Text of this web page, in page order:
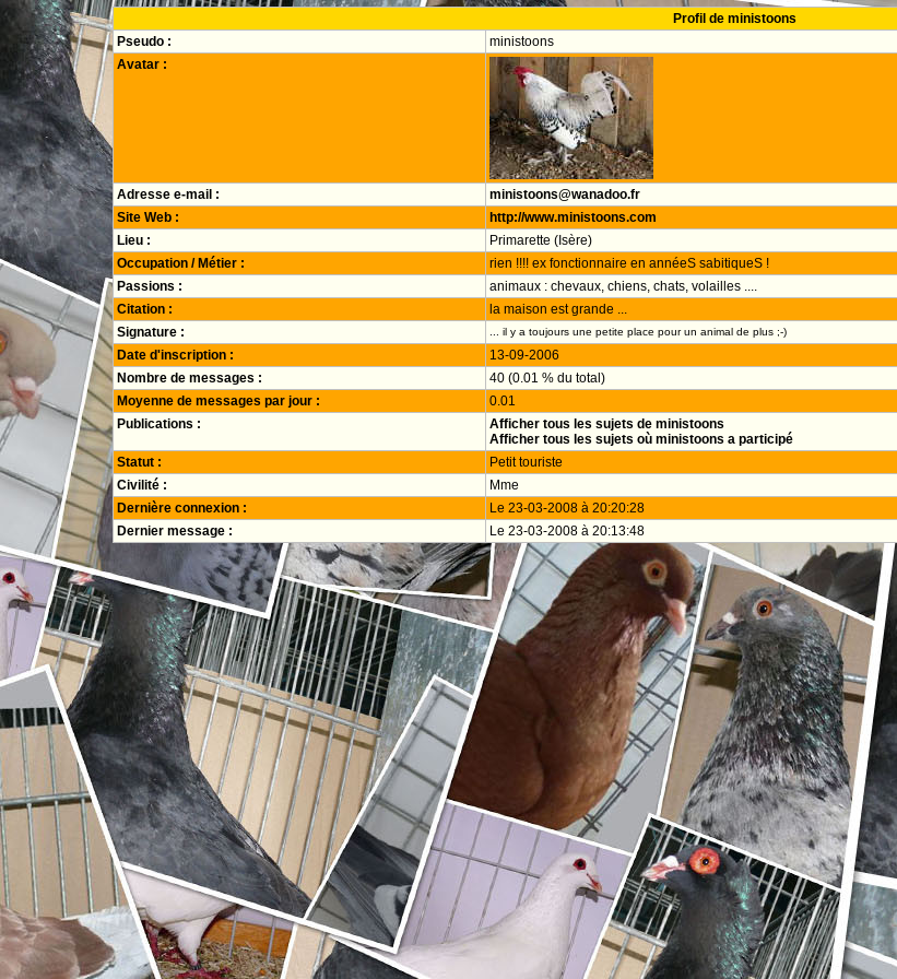
Profil de ministoons
Pseudo :
ministoons
Avatar :
Adresse e-mail :
ministoons@wanadoo.fr
Site Web :
http://www.ministoons.com
Lieu :
Primarette (Isère)
Occupation / Métier :
rien !!!! ex fonctionnaire en annéeS sabitiqueS !
Passions :
animaux : chevaux, chiens, chats, volailles ....
Citation :
la maison est grande ...
Signature :
... il y a toujours une petite place pour un animal de plus ;-)
Date d'inscription :
13-09-2006
Nombre de messages :
40 (0.01 % du total)
Moyenne de messages par jour :
0.01
Publications :
Afficher tous les sujets de ministoons
Afficher tous les sujets où ministoons a participé
Statut :
Petit touriste
Civilité :
Mme
Dernière connexion :
Le 23-03-2008 à 20:20:28
Dernier message :
Le 23-03-2008 à 20:13:48